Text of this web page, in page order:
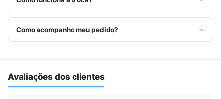
Você tem 7 dias após o recebimento para solicitar troca.
Basta entrar em contato pelo WhatsApp ou e-mail.
Como acompanho meu pedido?
Avaliações dos clientes